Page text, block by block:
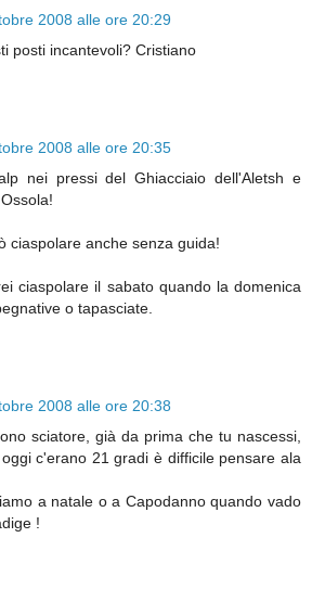
2008 alle ore 20:29
posti incantevoli? Cristiano
2008 alle ore 20:35
nei pressi del Ghiacciaio dell'Aletsh e
ciaspolare anche senza guida!
ciaspolare il sabato quando la domenica
o tapasciate.
2008 alle ore 20:38
sciatore, già da prima che tu nascessi,
c'erano 21 gradi è difficile pensare ala
a natale o a Capodanno quando vado
!